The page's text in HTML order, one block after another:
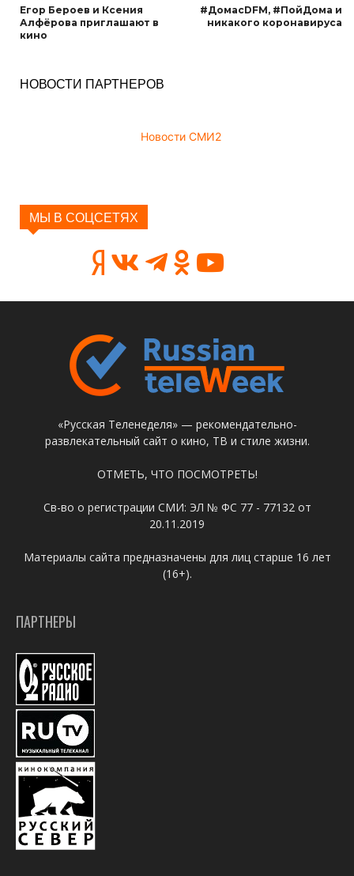
Егор Бероев и Ксения
Алфёрова приглашают в
кино
#ДомасDFM, #ПойДома и
никакого коронавируса
НОВОСТИ ПАРТНЕРОВ
Новости СМИ2
МЫ В СОЦСЕТЯХ
«Русская Теленеделя» — рекомендательно-
развлекательный сайт о кино, ТВ и стиле жизни.
ОТМЕТЬ, ЧТО ПОСМОТРЕТЬ!
Св-во о регистрации СМИ: ЭЛ № ФС 77 - 77132 от
20.11.2019
Материалы сайта предназначены для лиц старше 16 лет
(16+).
ПАРТНЕРЫ